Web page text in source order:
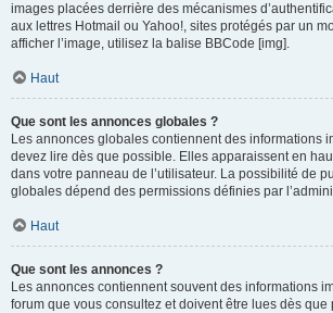
images placées derrière des mécanismes
aux lettres Hotmail ou Yahoo!, sites protégés par un
afficher l’image, utilisez la balise BBCode [img].
Haut
Que sont les annonces globales ?
Les annonces globales contiennent des informations
devez lire dès que possible. Elles apparaissent en
dans votre panneau de l’utilisateur. La possibilité de
globales dépend des permissions définies par
Haut
Que sont les annonces ?
Les annonces contiennent souvent des informations
forum que vous consultez et doivent être lues dès